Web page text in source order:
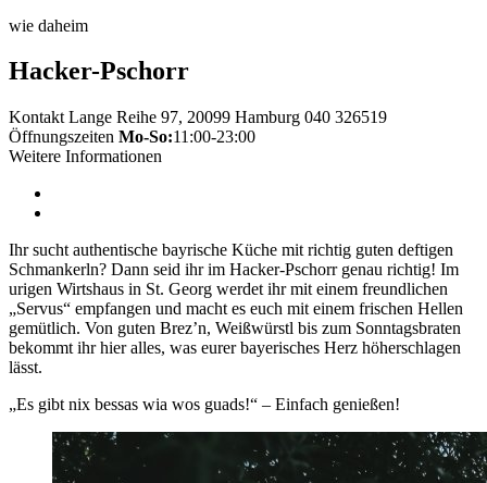
wie daheim
Hacker-Pschorr
Kontakt Lange Reihe 97, 20099 Hamburg 040 326519
Öffnungszeiten Mo-So:11:00-23:00
Weitere Informationen
Ihr sucht authentische bayrische Küche mit richtig guten deftigen
Schmankerln? Dann seid ihr im Hacker-Pschorr genau richtig! Im
urigen Wirtshaus in St. Georg werdet ihr mit einem freundlichen
„Servus“ empfangen und macht es euch mit einem frischen Hellen
gemütlich. Von guten Brez’n, Weißwürstl bis zum Sonntagsbraten
bekommt ihr hier alles, was eurer bayerisches Herz höherschlagen
lässt.
„Es gibt nix bessas wia wos guads!“ – Einfach genießen!